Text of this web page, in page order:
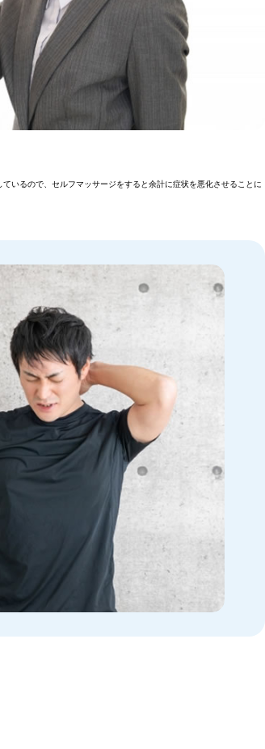
いるので、セルフマッサージをすると余計に症状を悪化させることに